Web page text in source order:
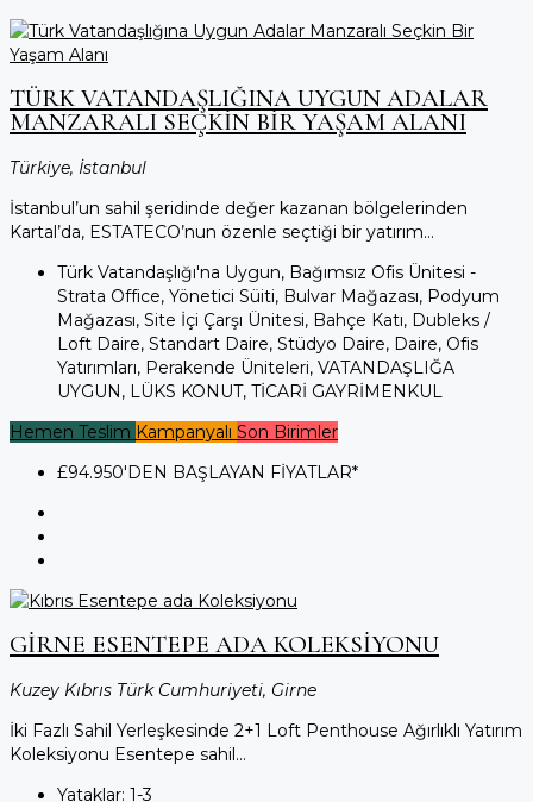
TÜRK VATANDAŞLIĞINA UYGUN ADALAR
MANZARALI SEÇKIN BIR YAŞAM ALANI
Türkiye, İstanbul
İstanbul’un sahil şeridinde değer kazanan bölgelerinden
Kartal’da, ESTATECO’nun özenle seçtiği bir yatırım...
Türk Vatandaşlığı'na Uygun, Bağımsız Ofis Ünitesi -
Strata Office, Yönetici Süiti, Bulvar Mağazası, Podyum
Mağazası, Site İçi Çarşı Ünitesi, Bahçe Katı, Dubleks /
Loft Daire, Standart Daire, Stüdyo Daire, Daire, Ofis
Yatırımları, Perakende Üniteleri, VATANDAŞLIĞA
UYGUN, LÜKS KONUT, TİCARİ GAYRİMENKUL
Hemen Teslim Kampanyalı Son Birimler
£94.950'DEN BAŞLAYAN FİYATLAR*
GİRNE ESENTEPE ADA KOLEKSİYONU
Kuzey Kıbrıs Türk Cumhuriyeti, Girne
İki Fazlı Sahil Yerleşkesinde 2+1 Loft Penthouse Ağırlıklı Yatırım
Koleksiyonu Esentepe sahil...
Yataklar: 1-3